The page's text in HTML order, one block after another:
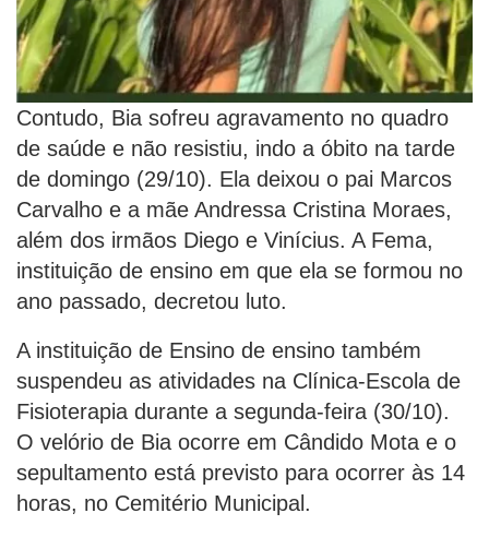
Contudo, Bia sofreu agravamento no quadro
de saúde e não resistiu, indo a óbito na tarde
de domingo (29/10). Ela deixou o pai Marcos
Carvalho e a mãe Andressa Cristina Moraes,
além dos irmãos Diego e Vinícius. A Fema,
instituição de ensino em que ela se formou no
ano passado, decretou luto.
A instituição de Ensino de ensino também
suspendeu as atividades na Clínica-Escola de
Fisioterapia durante a segunda-feira (30/10).
O velório de Bia ocorre em Cândido Mota e o
sepultamento está previsto para ocorrer às 14
horas, no Cemitério Municipal.